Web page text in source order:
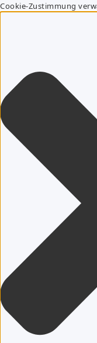
Cookie-Zustimmung